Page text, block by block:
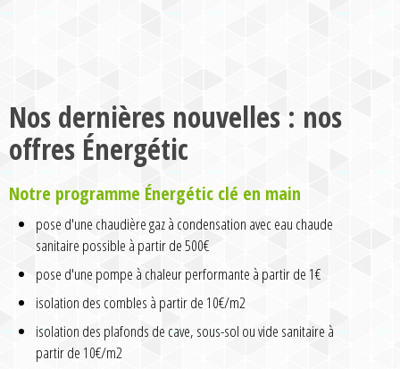
Nos dernières nouvelles : nos
offres Énergétic
Notre programme Énergétic clé en main
pose d'une chaudière gaz à condensation avec eau chaude
sanitaire possible à partir de 500€
pose d'une pompe à chaleur performante à partir de 1€
isolation des combles à partir de 10€/m2
isolation des plafonds de cave, sous-sol ou vide sanitaire à
partir de 10€/m2